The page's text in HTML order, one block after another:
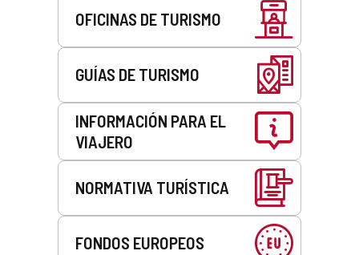
OFICINAS DE TURISMO
GUÍAS DE TURISMO
INFORMACIÓN PARA EL
VIAJERO
NORMATIVA TURÍSTICA
FONDOS EUROPEOS